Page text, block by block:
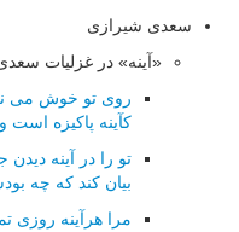
سعدی شیرازی
«آینه» در غزلیات
روی تو خوش می
کآینه پاکیزه است
تو را در آینه
بیان کند که چه
مرا هرآینه روزی